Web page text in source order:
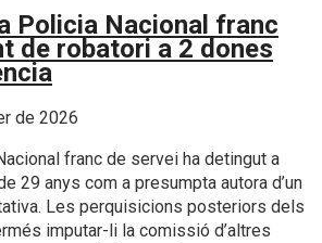
Policia Nacional franc
de robatori a 2 dones
de 2026
franc de servei ha detingut a
29 anys com a presumpta autora d’un
Les perquisicions posteriors dels
imputar-li la comissió d’altres